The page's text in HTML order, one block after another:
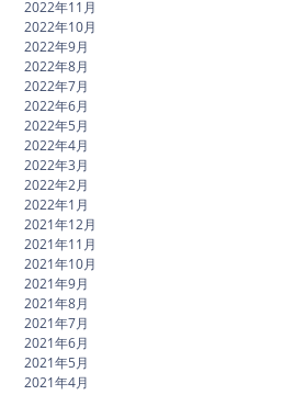
2022年11月
2022年10月
2022年9月
2022年8月
2022年7月
2022年6月
2022年5月
2022年4月
2022年3月
2022年2月
2022年1月
2021年12月
2021年11月
2021年10月
2021年9月
2021年8月
2021年7月
2021年6月
2021年5月
2021年4月